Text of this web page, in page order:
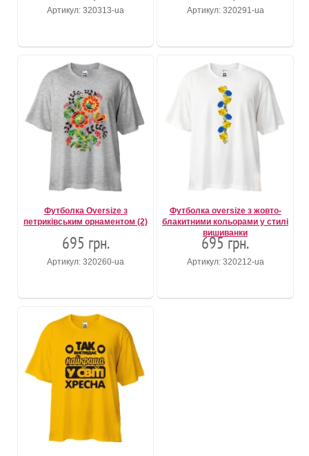
Артикул: 320313-ua Артикул: 320291-ua
Футболка Oversize з
петриківським орнаментом (2)
695 грн.
Артикул: 320260-ua
Футболка oversize з жовто-
блакитними кольорами у стилі
вишиванки
695 грн.
Артикул: 320212-ua